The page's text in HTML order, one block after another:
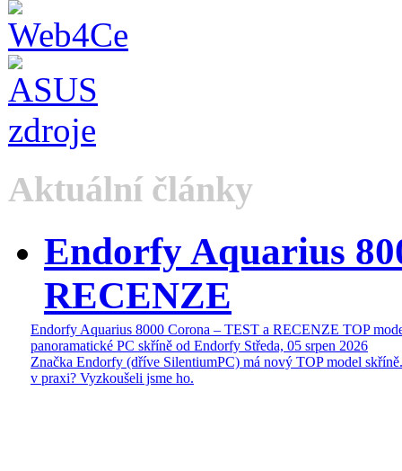
Aktuální články
Endorfy Aquarius
RECENZE
Endorfy Aquarius 8000 Corona – TEST a RECENZE TOP
panoramatické PC skříně od Endorfy Středa, 05 srpen 2026
Značka Endorfy (dříve SilentiumPC) má nový TOP model
v praxi? Vyzkoušeli jsme ho.